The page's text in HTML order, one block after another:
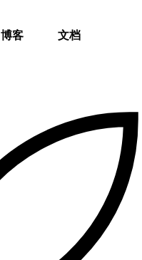
博客 文档